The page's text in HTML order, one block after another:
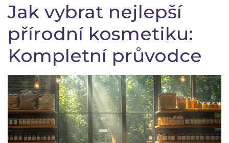
Jak vybrat nejlepší
přírodní kosmetiku:
Kompletní průvodce